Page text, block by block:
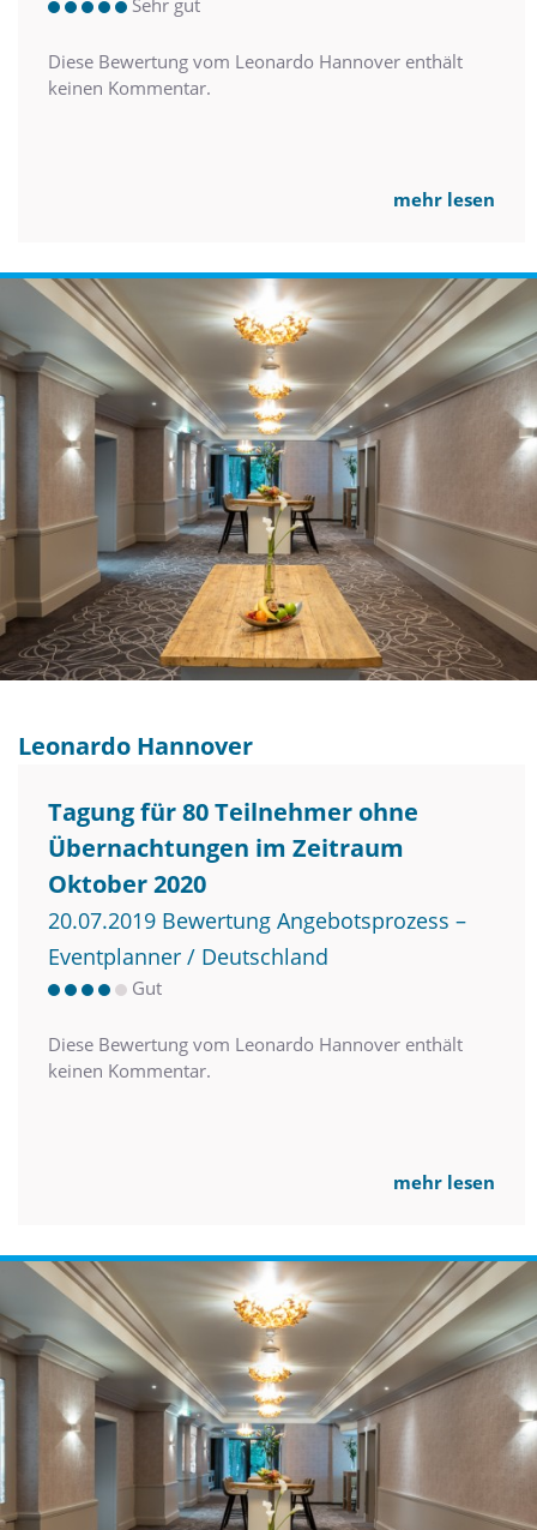
Diese Bewertung vom Leonardo Hannover enthält
keinen Kommentar.
mehr lesen
Leonardo Hannover
Tagung für 80 Teilnehmer ohne
Übernachtungen im Zeitraum
Oktober 2020
20.07.2019 Bewertung Angebotsprozess –
Eventplanner / Deutschland
Gut
Diese Bewertung vom Leonardo Hannover enthält
keinen Kommentar.
mehr lesen